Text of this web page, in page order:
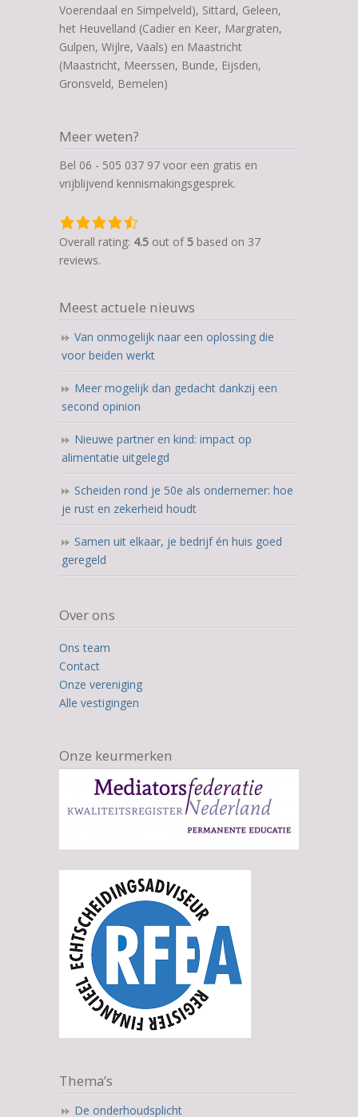
Voerendaal en Simpelveld), Sittard, Geleen,
het Heuvelland (Cadier en Keer, Margraten,
Gulpen, Wijlre, Vaals) en Maastricht
(Maastricht, Meerssen, Bunde, Eijsden,
Gronsveld, Bemelen)
Meer weten?
Bel 06 - 505 037 97 voor een gratis en
vrijblijvend kennismakingsgesprek.
4,5
rating
based
ratings
Overall rating: 4.5 out of 5 based on 37
reviews.
Meest actuele nieuws
Van onmogelijk naar een oplossing die
voor beiden werkt
Meer mogelijk dan gedacht dankzij een
second opinion
Nieuwe partner en kind: impact op
alimentatie uitgelegd
Scheiden rond je 50e als ondernemer: hoe
je rust en zekerheid houdt
Samen uit elkaar, je bedrijf én huis goed
geregeld
Over ons
Ons team
Contact
Onze vereniging
Alle vestigingen
Onze keurmerken
Thema’s
De onderhoudsplicht